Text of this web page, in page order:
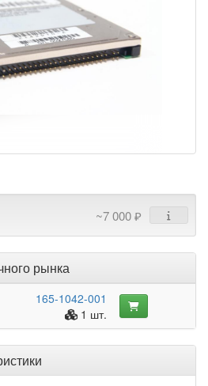
~7 000 ₽
рынка
165-1042-001
1 шт.